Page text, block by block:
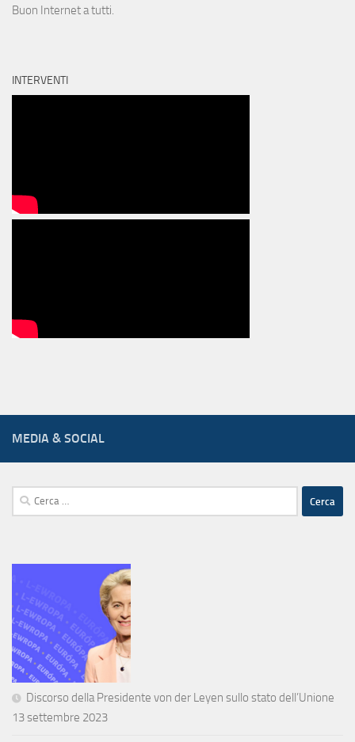
Buon Internet a tutti.
INTERVENTI
MEDIA & SOCIAL
Ricerca
per:
Discorso della Presidente von der Leyen sullo stato dell’Unione
13 settembre 2023